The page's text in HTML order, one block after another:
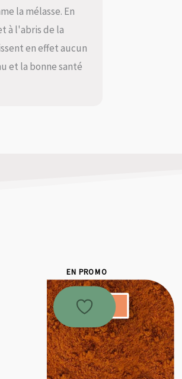
la mélasse. En
à l'abris de la
en effet aucun
et la bonne santé
EN PROMO
Promo !